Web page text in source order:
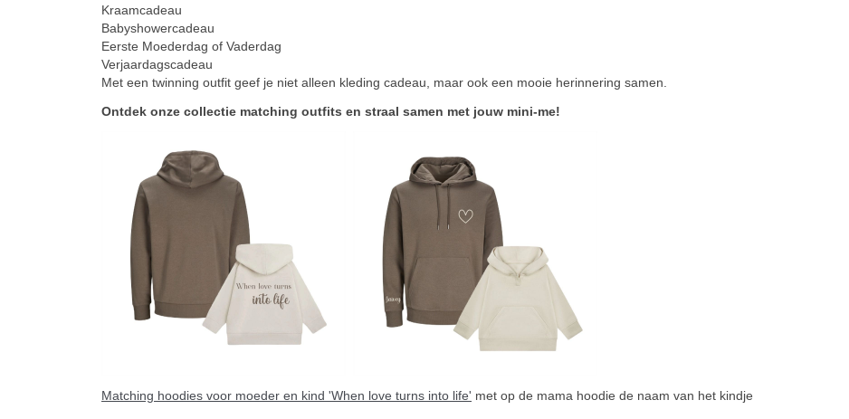
Kraamcadeau
Babyshowercadeau
Eerste Moederdag of Vaderdag
Verjaardagscadeau
Met een twinning outfit geef je niet alleen kleding cadeau, maar ook een mooie herinnering samen.
Ontdek onze collectie matching outfits en straal samen met jouw mini-me!
Matching hoodies voor moeder en kind 'When love turns into life' met op de mama hoodie de naam van het kindje